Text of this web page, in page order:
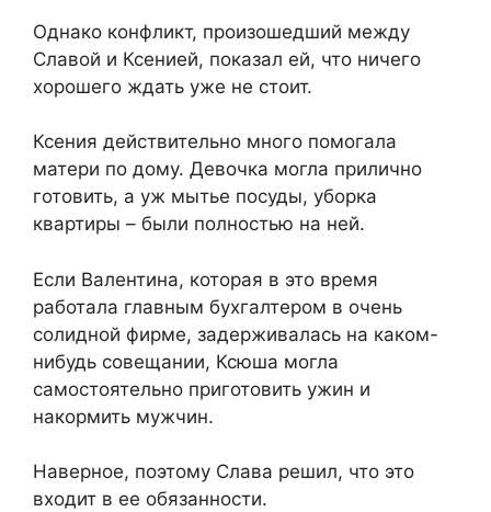
Однако конфликт, произошедший между
Славой и Ксенией, показал ей, что ничего
хорошего ждать уже не стоит.
Ксения действительно много помогала
матери по дому. Девочка могла прилично
готовить, а уж мытье посуды, уборка
квартиры – были полностью на ней.
Если Валентина, которая в это время
работала главным бухгалтером в очень
солидной фирме, задерживалась на каком-
нибудь совещании, Ксюша могла
самостоятельно приготовить ужин и
накормить мужчин.
Наверное, поэтому Слава решил, что это
входит в ее обязанности.